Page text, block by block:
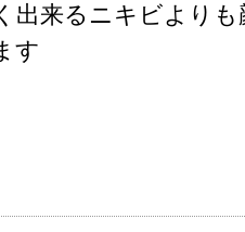
出来るニキビより
す